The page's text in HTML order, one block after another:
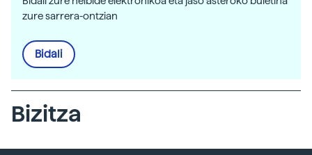
zure sarrera-ontzian
Bidali
Bizitza